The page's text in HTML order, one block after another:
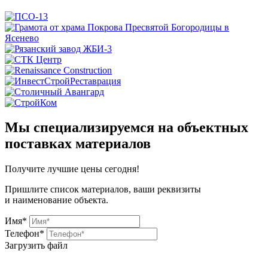
Мы специализируемся на объектных
поставках материалов
Получите лучшие цены сегодня!
Пришлите список материалов, ваши реквизиты
и наименование объекта.
Имя*
Телефон*
Загрузить файл